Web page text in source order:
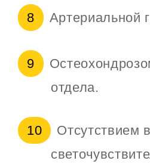
Артериальной
отдела.
Отсутствием